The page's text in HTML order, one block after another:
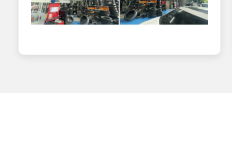
nên êm ái, ổn định hơn.
Độ bền và tuổi thọ sử dụng
đô thị.
Lốp vận hành ổn định trên cao tốc, kiểm soát lái chính xác